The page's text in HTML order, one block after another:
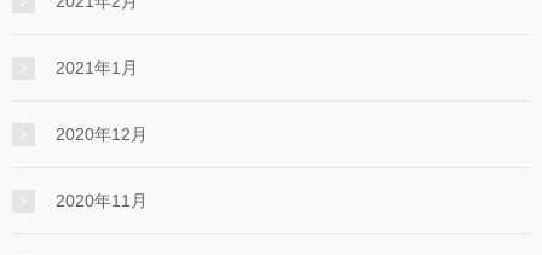
2021年1月
2020年12月
2020年11月